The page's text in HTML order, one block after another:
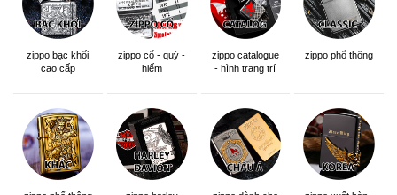
zippo bạc khối
cao cấp
zippo cổ - quý -
hiếm
zippo catalogue
- hình trang trí
zippo phổ thông